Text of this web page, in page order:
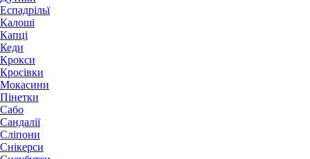
Еспадрільї
Калоші
Капці
Кеди
Крокси
Кросівки
Мокасини
Пінетки
Сабо
Сандалії
Сліпони
Снікерси